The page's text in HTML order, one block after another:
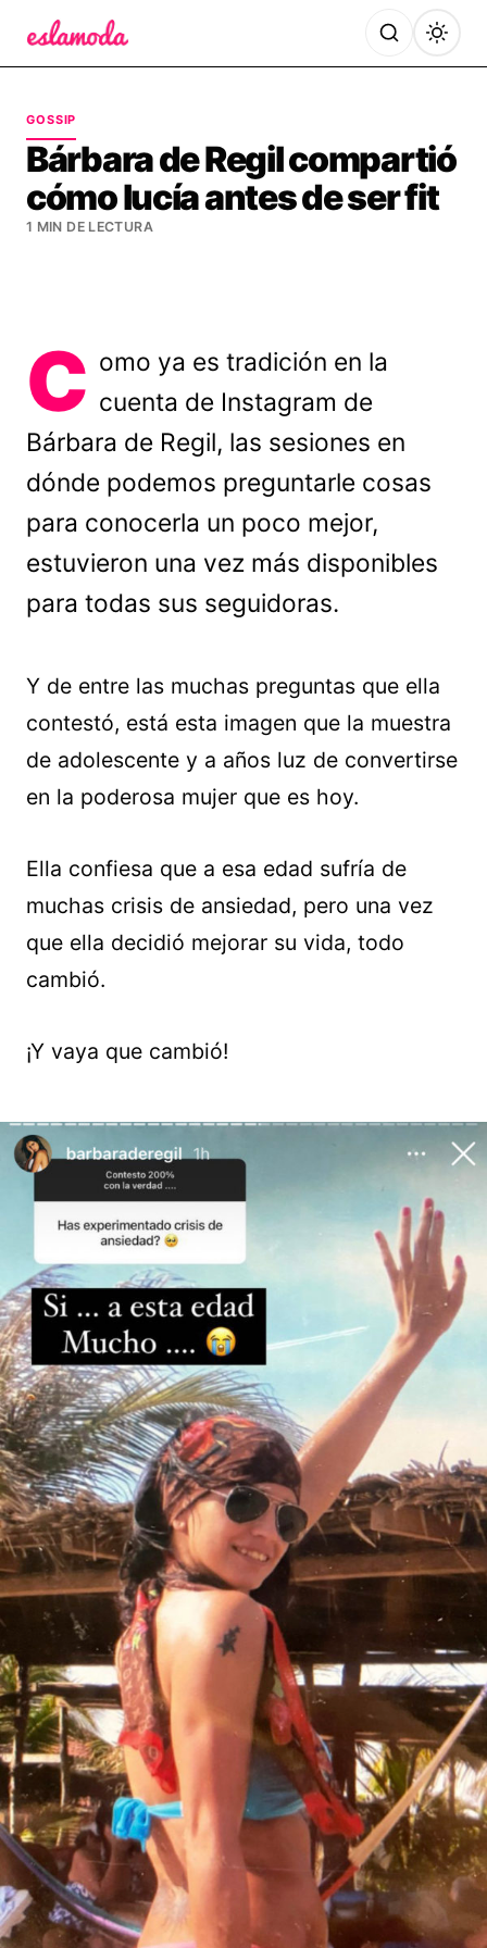
GOSSIP
Bárbara de Regil compartió
cómo lucía antes de ser fit
1 MIN DE LECTURA
C omo ya es tradición en la
cuenta de Instagram de
Bárbara de Regil, las sesiones en
dónde podemos preguntarle cosas
para conocerla un poco mejor,
estuvieron una vez más disponibles
para todas sus seguidoras.
Y de entre las muchas preguntas que ella
contestó, está esta imagen que la muestra
de adolescente y a años luz de convertirse
en la poderosa mujer que es hoy.
Ella confiesa que a esa edad sufría de
muchas crisis de ansiedad, pero una vez
que ella decidió mejorar su vida, todo
cambió.
¡Y vaya que cambió!